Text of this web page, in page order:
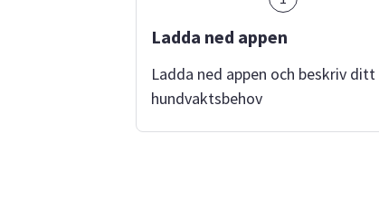
Ladda ned appen
Ladda ned appen och beskriv ditt
hundvaktsbehov